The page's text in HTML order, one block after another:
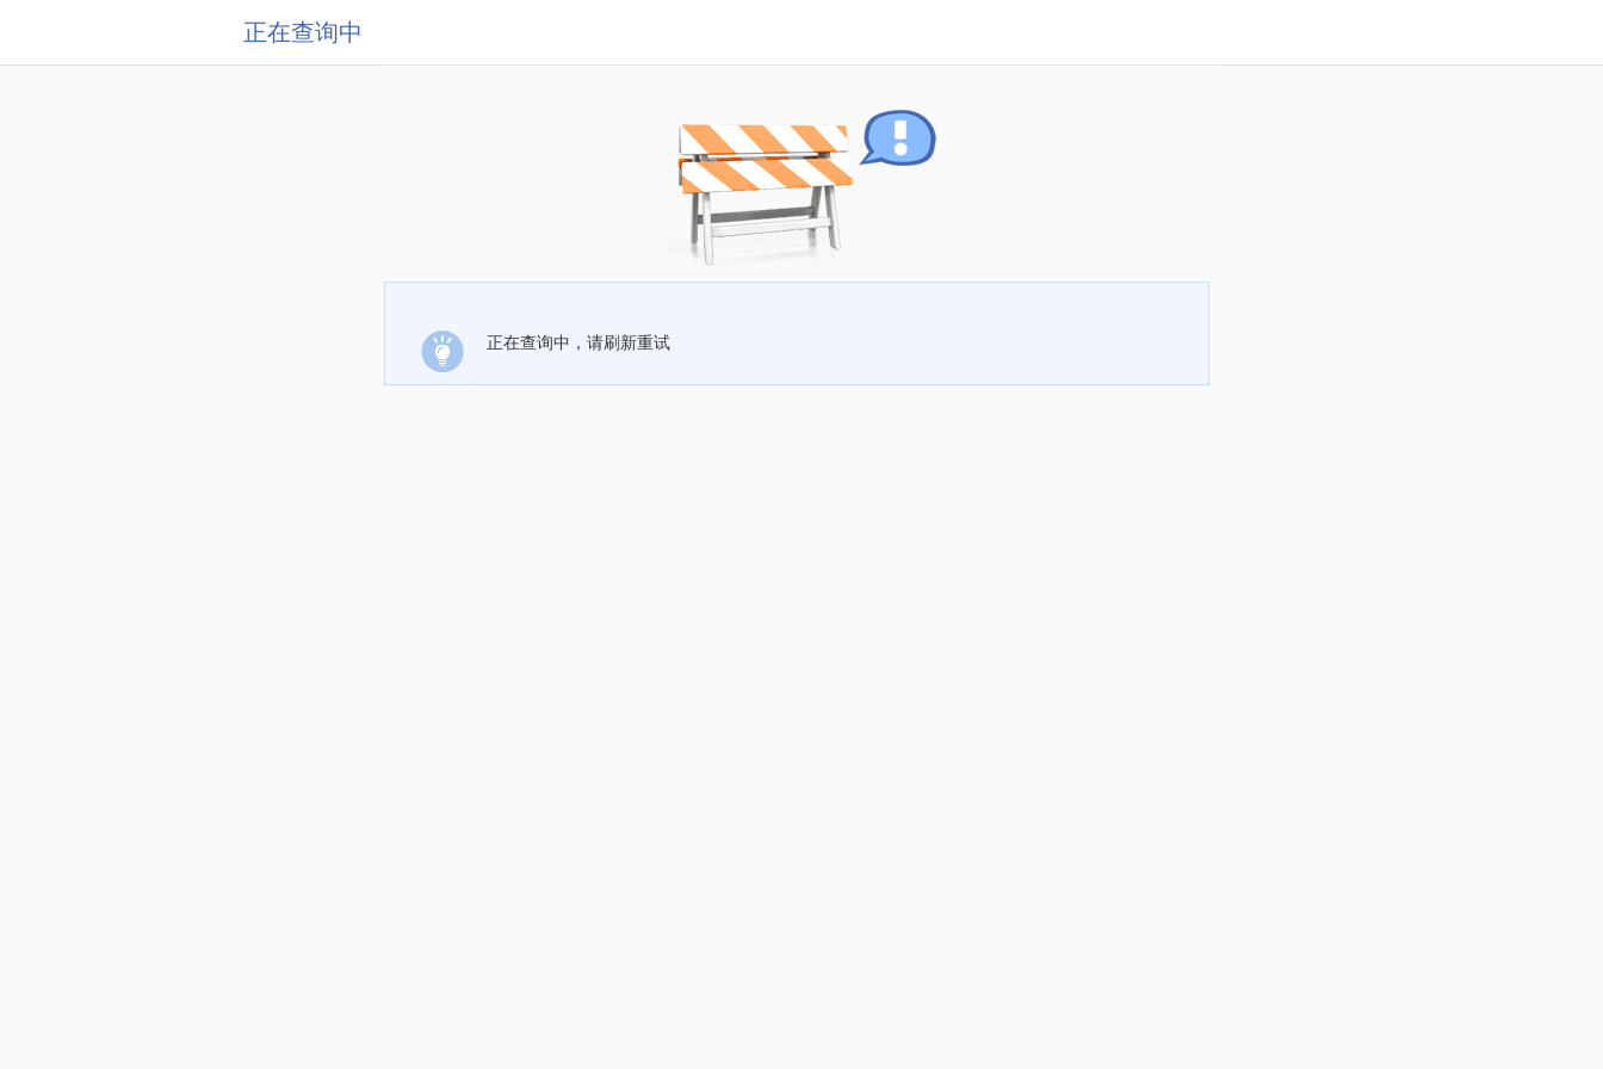
正在查询中
正在查询中，请刷新重试